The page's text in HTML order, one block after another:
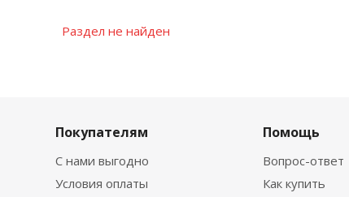
Раздел не найден
Покупателям
С нами выгодно
Условия оплаты
Помощь
Вопрос-ответ
Как купить